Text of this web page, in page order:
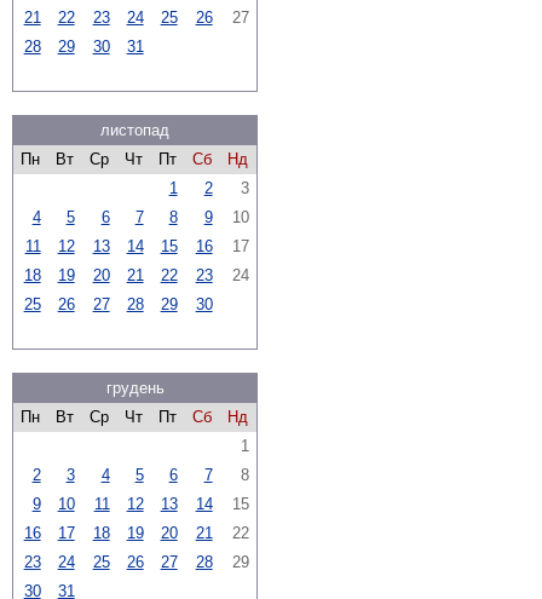
21
22 23 24 25 26
27
28
29 30 31
листопад
Пн
Вт Ср Чт Пт Сб
Нд
1
2
3
4
5 6 7 8 9
10
11
12 13 14 15 16
17
18
19 20 21 22 23
24
25
26 27 28 29 30
грудень
Пн
Вт Ср Чт Пт Сб
Нд
1
2
3 4 5 6 7
8
9
10 11 12 13 14
15
16
17 18 19 20 21
22
23
24 25 26 27 28
29
30
31